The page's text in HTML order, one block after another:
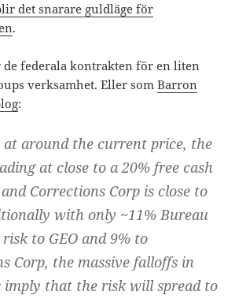
det snarare guldläge för
.
de federala kontrakten för en liten
verksamhet. Eller somBarron
:
at around the current price, the
at close to a 20% free cash
Corrections Corp is close to
with only ~11% Bureau
to GEO and 9% to
Corp, the massive falloffs in
imply that the risk will spread to